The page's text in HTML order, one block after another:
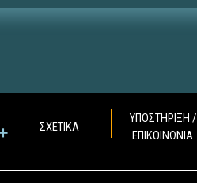
ΣΧΕΤΙΚΑ
ΥΠΟΣΤΗΡΙΞΗ /
ΕΠΙΚΟΙΝΩΝΙΑ